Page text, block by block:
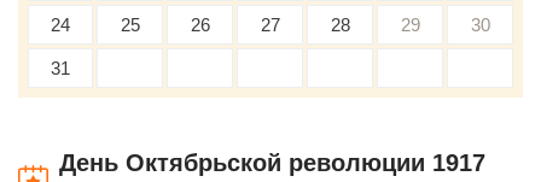
24 25 26 27 28 29 30
31
День Октябрьской революции 1917